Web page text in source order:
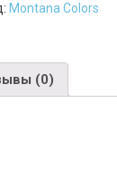
Montana Colors
(0)